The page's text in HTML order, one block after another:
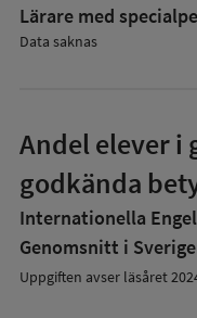
Lärare med
Data saknas
Andel elever i
godkända
Internationella
Genomsnitt i Sverige
Uppgiften avser läsåret